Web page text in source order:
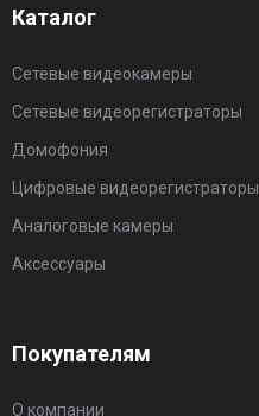
Каталог
Сетевые видеокамеры
Сетевые видеорегистраторы
Домофония
Цифровые видеорегистраторы
Аналоговые камеры
Аксессуары
Покупателям
О компании